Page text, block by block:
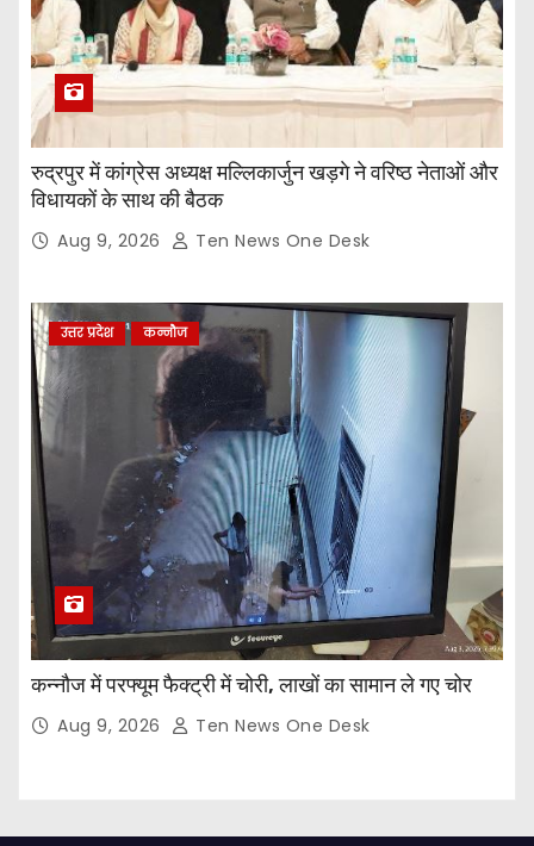
रुद्रपुर में कांग्रेस अध्यक्ष मल्लिकार्जुन खड़गे ने वरिष्ठ नेताओं और
विधायकों के साथ की बैठक
Aug 9, 2026 Ten News One Desk
उत्तर प्रदेश कन्नौज
कन्नौज में परफ्यूम फैक्ट्री में चोरी, लाखों का सामान ले गए चोर
Aug 9, 2026 Ten News One Desk